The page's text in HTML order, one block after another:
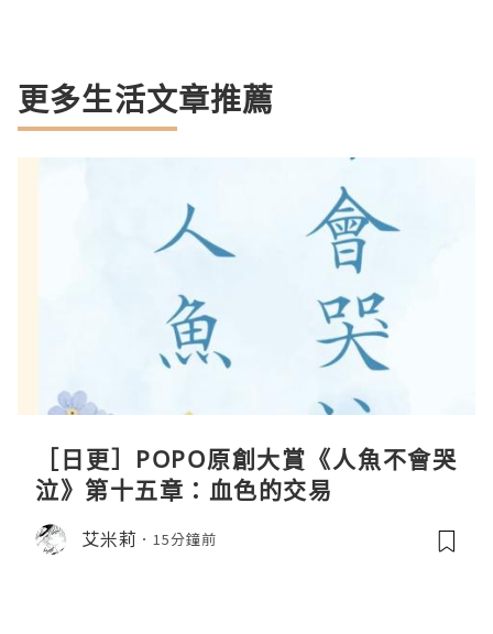
更多生活文章推薦
［日更］POPO原創大賞《人魚不會哭
泣》第十五章：血色的交易
艾米莉 15分鐘前